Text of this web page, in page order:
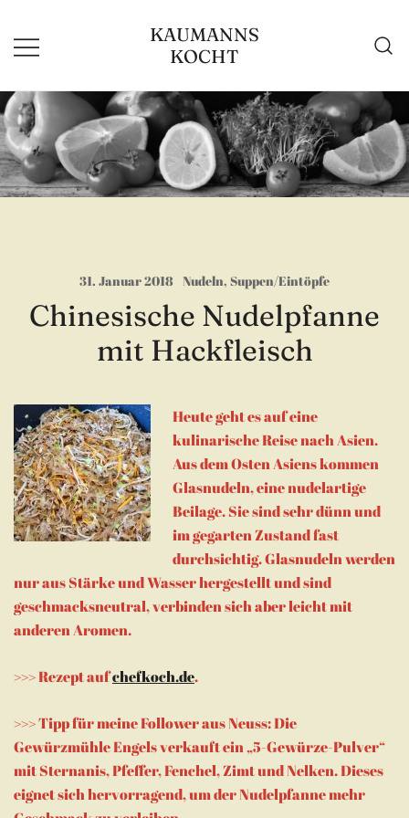
Inhalt
springen
KAUMANNS
KOCHT
31. Januar 2018 Nudeln, Suppen/Eintöpfe
Chinesische Nudelpfanne
mit Hackfleisch
Heute geht es auf eine
kulinarische Reise nach Asien.
Aus dem Osten Asiens kommen
Glasnudeln, eine nudelartige
Beilage. Sie sind sehr dünn und
im gegarten Zustand fast
durchsichtig. Glasnudeln werden
nur aus Stärke und Wasser hergestellt und sind
geschmacksneutral, verbinden sich aber leicht mit
anderen Aromen.
>>> Rezept aufchefkoch.de.
>>> Tipp für meine Follower aus Neuss: Die
Gewürzmühle Engels verkauft ein „5-Gewürze-Pulver“
mit Sternanis, Pfeffer, Fenchel, Zimt und Nelken. Dieses
eignet sich hervorragend, um der Nudelpfanne mehr